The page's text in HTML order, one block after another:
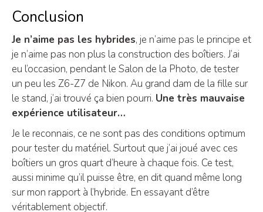
Conclusion
Je n’aime pas les hybrides, je n’aime pas le principe et
je n’aime pas non plus la construction des boîtiers. J’ai
eu l’occasion, pendant le Salon de la Photo, de tester
un peu les Z6-Z7 de Nikon. Au grand dam de la fille sur
le stand, j’ai trouvé ça bien pourri. Une très mauvaise
expérience utilisateur…
Je le reconnais, ce ne sont pas des conditions optimum
pour tester du matériel. Surtout que j’ai joué avec ces
boîtiers un gros quart d’heure à chaque fois. Ce test,
aussi minime qu’il puisse être, en dit quand même long
sur mon rapport à l’hybride. En essayant d’être
véritablement objectif.